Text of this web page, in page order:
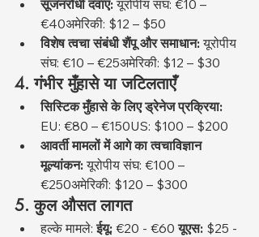
सूजनरोधी दवाएं: यूरोपीय संघ: €10 –
€40अमेरिकी: $12 – $50
विशेष त्वचा संबंधी शैंपू और समाधान: यूरोपीय
संघ: €10 – €25अमेरिकी: $12 – $30
4. गंभीर मुँहासे या जटिलताएँ
सिस्टिक मुँहासे के लिए ड्रेनेज प्रक्रिया:
EU: €80 – €150US: $100 – $200
आवर्ती मामलों में आगे का त्वचाविज्ञान
मूल्यांकन: यूरोपीय संघ: €100 –
€250अमेरिकी: $120 – $300
5. कुल औसत लागत
हल्के मामले: ईयू: €20 - €60 यूएस: $25 -